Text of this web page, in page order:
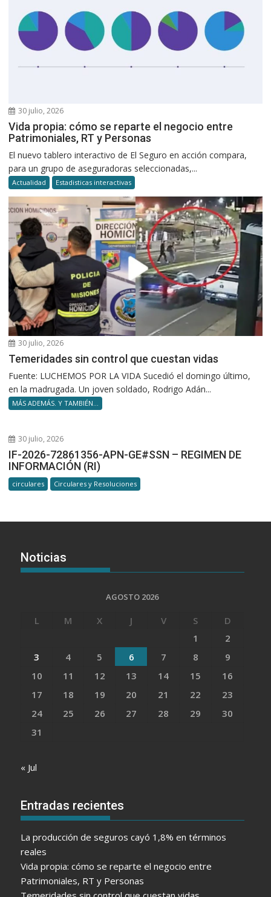
30 julio, 2026
Vida propia: cómo se reparte el negocio entre
Patrimoniales, RT y Personas
El nuevo tablero interactivo de El Seguro en acción compara,
para un grupo de aseguradoras seleccionadas,...
Actualidad Estadisticas interactivas
30 julio, 2026
Temeridades sin control que cuestan vidas
Fuente: LUCHEMOS POR LA VIDA Sucedió el domingo último,
en la madrugada. Un joven soldado, Rodrigo Adán...
MÁS ADEMÁS. Y TAMBIÉN...
30 julio, 2026
IF-2026-72861356-APN-GE#SSN – REGIMEN DE
INFORMACIÓN (RI)
circulares Circulares y Resoluciones
Noticias
AGOSTO 2026
L M X J V S
D
1
2
3
4 5 6 7 8
9
10
11 12 13 14 15
16
17
18 19 20 21 22
23
24
25 26 27 28 29
30
31
« Jul
Entradas recientes
La producción de seguros cayó 1,8% en términos
reales
Vida propia: cómo se reparte el negocio entre
Patrimoniales, RT y Personas